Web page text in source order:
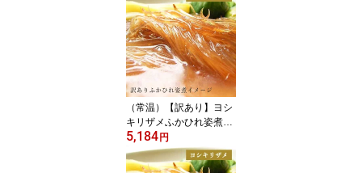
（常温）【訳あり】ヨシ
キリザメふかひれ姿煮
（尾びれ76g～）【煮込
み用スープ付】 | 古樹軒
高級 品 食材 食品 ふかひ
5,184 円